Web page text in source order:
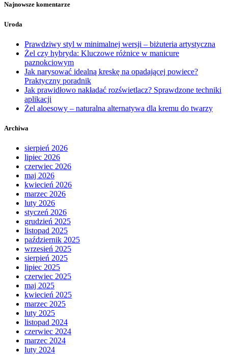
Najnowsze komentarze
Uroda
Prawdziwy styl w minimalnej wersji – biżuteria artystyczna
Żel czy hybryda: Kluczowe różnice w manicure
paznokciowym
Jak narysować idealną kreskę na opadającej powiece?
Praktyczny poradnik
Jak prawidłowo nakładać rozświetlacz? Sprawdzone techniki
aplikacji
Żel aloesowy – naturalna alternatywa dla kremu do twarzy
Archiwa
sierpień 2026
lipiec 2026
czerwiec 2026
maj 2026
kwiecień 2026
marzec 2026
luty 2026
styczeń 2026
grudzień 2025
listopad 2025
październik 2025
wrzesień 2025
sierpień 2025
lipiec 2025
czerwiec 2025
maj 2025
kwiecień 2025
marzec 2025
luty 2025
listopad 2024
czerwiec 2024
marzec 2024
luty 2024